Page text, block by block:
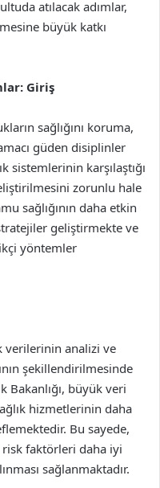
atılacak adımlar,
büyük katkı
Giriş
sağlığını koruma,
güden disiplinler
sistemlerinin karşılaştığı
zorunlu hale
sağlığının daha etkin
geliştirmekte ve
yöntemler
verilerinin analizi ve
şekillendirilmesinde
Bakanlığı, büyük veri
hizmetlerinin daha
Bu sayede,
risk faktörleri daha iyi
sağlanmaktadır.